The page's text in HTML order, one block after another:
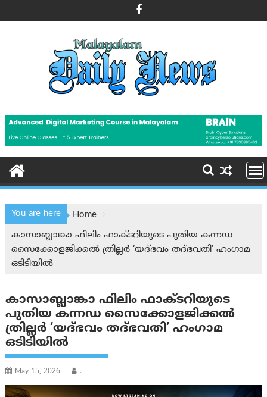
to
You are here
Home
കാസാബ്ലാങ്കാ ഫിലിം ഫാക്ടറിയുടെ പുതിയ കന്നഡ
സൈക്കോളജിക്കൽ ത്രില്ലർ ‘യദ്ഭവം തദ്ഭവതി’ ഹംഗാമ
ഒടിടിയിൽ
കാസാബ്ലാങ്കാ ഫിലിം ഫാക്ടറിയുടെ
പുതിയ കന്നഡ സൈക്കോളജിക്കൽ
ത്രില്ലർ ‘യദ്ഭവം തദ്ഭവതി’ ഹംഗാമ
ഒടിടിയിൽ
May 15, 2026 .